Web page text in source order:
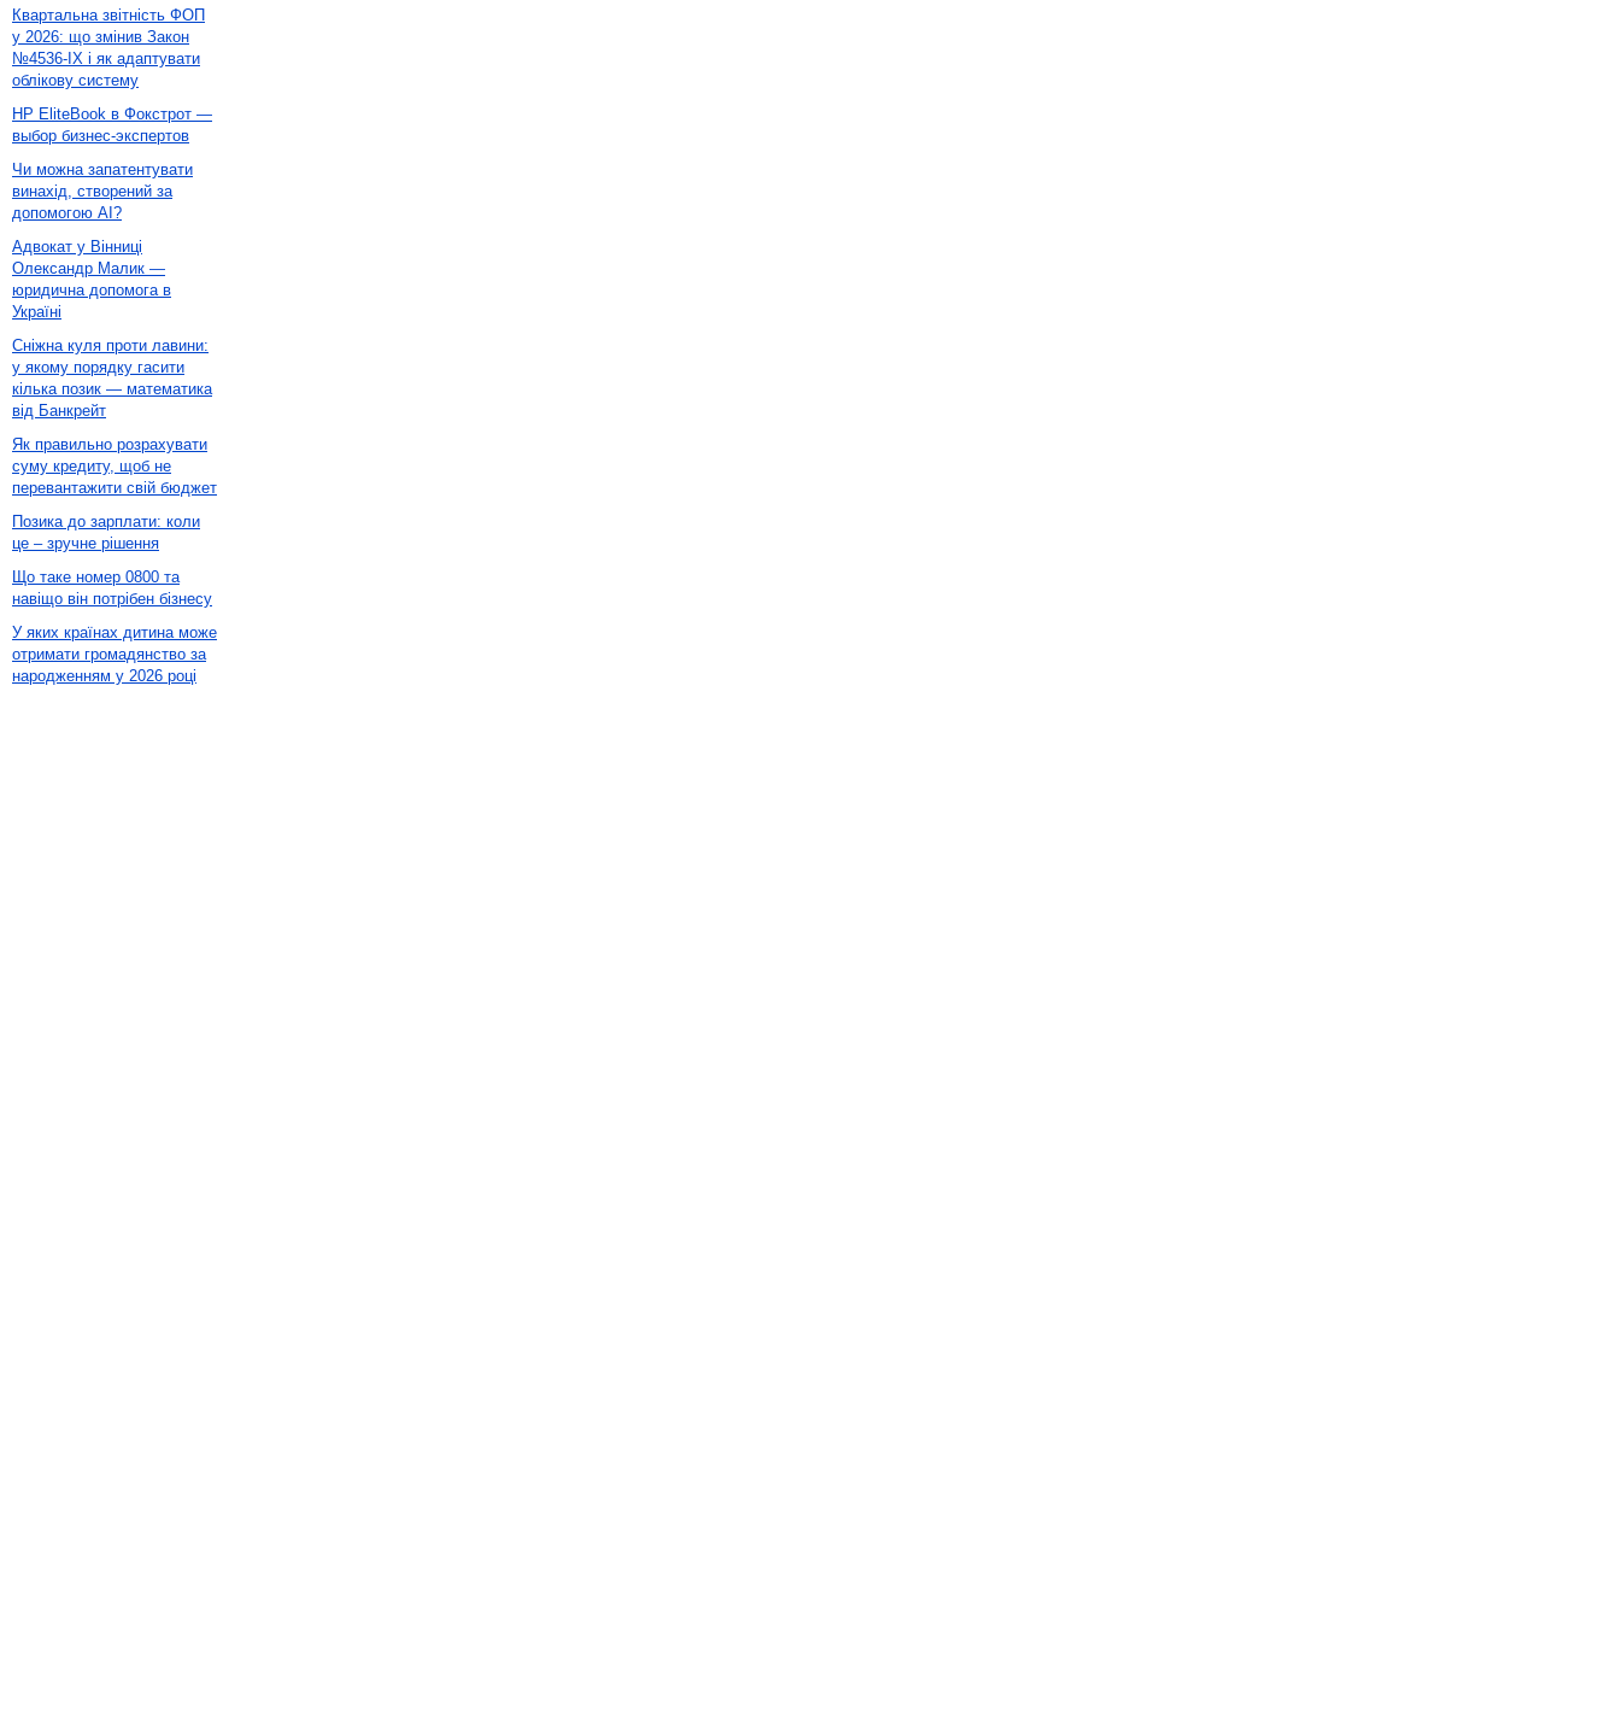
Квартальна звітність ФОП
у 2026: що змінив Закон
№4536-IX і як адаптувати
облікову систему
HP EliteBook в Фокстрот —
выбор бизнес-экспертов
Чи можна запатентувати
винахід, створений за
допомогою AI?
Адвокат у Вінниці
Олександр Малик —
юридична допомога в
Україні
Сніжна куля проти лавини:
у якому порядку гасити
кілька позик — математика
від Банкрейт
Як правильно розрахувати
суму кредиту, щоб не
перевантажити свій бюджет
Позика до зарплати: коли
це – зручне рішення
Що таке номер 0800 та
навіщо він потрібен бізнесу
У яких країнах дитина може
отримати громадянство за
народженням у 2026 році